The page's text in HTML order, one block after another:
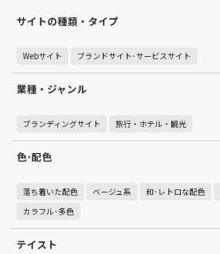
サイトの種類・タイプ
Webサイト ブランドサイト･サービスサイト
業種・ジャンル
ブランディングサイト 旅行・ホテル・観光
色･配色
落ち着いた配色 ベージュ系 和･レトロな配色
カラフル･多色
テイスト